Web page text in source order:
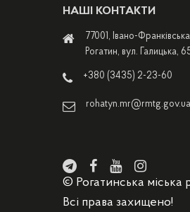
НАШІ КОНТАКТИ
77001, Івано-
Рогатин, вул. Галицька,
+380 (3435) 2-23-60
rohatyn.mr@rmtg.gov.ua
© Рогатинська міська
Всі права захищено!